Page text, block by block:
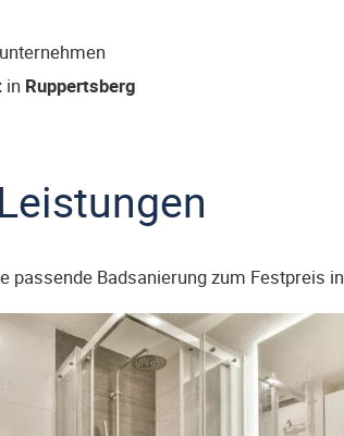
in Ruppertsberg
passende Badsanierung zum Festpreis in